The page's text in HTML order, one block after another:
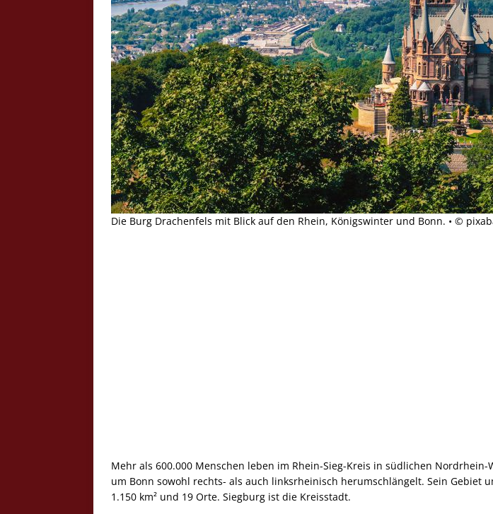
Die Burg Drachenfels mit Blick auf den Rhein, Königswinter und Bonn. • ©
Mehr als 600.000 Menschen leben im Rhein-Sieg-Kreis in südlichen Nordrhein-
um Bonn sowohl rechts- als auch linksrheinisch herumschlängelt. Sein Gebiet
1.150 km² und 19 Orte. Siegburg ist die Kreisstadt.
Auch im Jahr 2026
Wert, die Rheinkirmes
Sonntag Nachmittag
Sommerw...
Bilder
Schau Dir hier Bilder vom Laufgeschäft "Crazy
Outback" an.
Zur Bildgalerie